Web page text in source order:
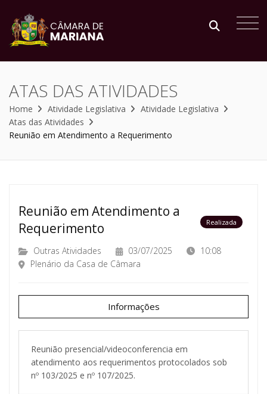
ATAS DAS ATIVIDADES
Home Atividade Legislativa
Atividade Legislativa
Atas das Atividades
Reunião em Atendimento a Requerimento
Reunião em Atendimento a
Requerimento
Realizada
Outras Atividades 03/07/2025
10:08
Plenário da Casa de Câmara
Informações
Reunião presencial/videoconferencia em
atendimento aos requerimentos protocolados sob
nº 103/2025 e nº 107/2025.